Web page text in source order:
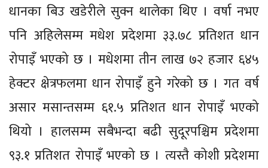
धानका बिउ खडेरीले सुक्न थालेका थिए । वर्षा नभए
पनि अहिलेसम्म मधेश प्रदेशमा ३३.७८ प्रतिशत धान
रोपाइँ भएको छ । मधेशमा तीन लाख ७२ हजार ६४५
हेक्टर क्षेत्रफलमा धान रोपाइँ हुने गरेको छ । गत वर्ष
असार मसान्तसम्म ६१.५ प्रतिशत धान रोपाइँ भएको
थियो । हालसम्म सबैभन्दा बढी सुदूरपश्चिम प्रदेशमा
९३.१ प्रतिशत रोपाइँ भएको छ । त्यस्तै कोशी प्रदेशमा